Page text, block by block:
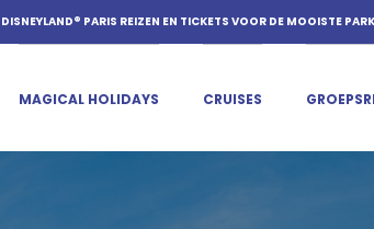
PARIS REIZEN EN TICKETS VOOR DE MOOISTE
MAGICAL HOLIDAYS CRUISES